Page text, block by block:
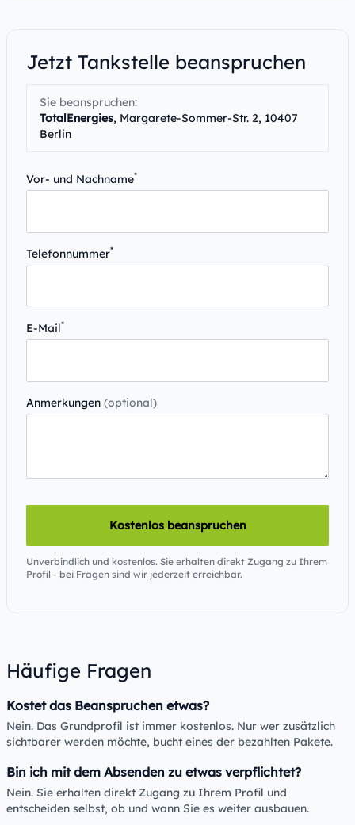
Jetzt Tankstelle beanspruchen
Sie beanspruchen:
TotalEnergies, Margarete-Sommer-Str. 2, 10407
Berlin
Vor- und Nachname*
Telefonnummer*
E-Mail*
Anmerkungen (optional)
Kostenlos beanspruchen
Unverbindlich und kostenlos. Sie erhalten direkt Zugang zu Ihrem
Profil - bei Fragen sind wir jederzeit erreichbar.
Häufige Fragen
Kostet das Beanspruchen etwas?
Nein. Das Grundprofil ist immer kostenlos. Nur wer zusätzlich
sichtbarer werden möchte, bucht eines der bezahlten Pakete.
Bin ich mit dem Absenden zu etwas verpflichtet?
Nein. Sie erhalten direkt Zugang zu Ihrem Profil und
entscheiden selbst, ob und wann Sie es weiter ausbauen.